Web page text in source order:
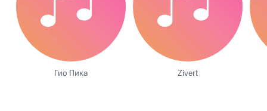
Гио Пика Zivert